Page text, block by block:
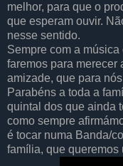
melhor, para que o
que esperam ouvir.
nesse sentido.
Sempre com a
faremos para merecer
amizade, que para
Parabéns a toda a
quintal dos que ainda
como sempre
é tocar numa Banda/
família, que queremos